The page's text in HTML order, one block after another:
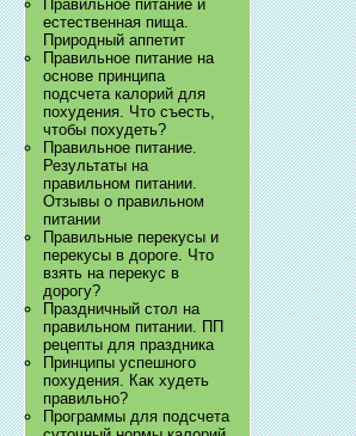
Правильное питание и
естественная пища.
Природный аппетит
Правильное питание на
основе принципа
подсчета калорий для
похудения. Что съесть,
чтобы похудеть?
Правильное питание.
Результаты на
правильном питании.
Отзывы о правильном
питании
Правильные перекусы и
перекусы в дороге. Что
взять на перекус в
дорогу?
Праздничный стол на
правильном питании. ПП
рецепты для праздника
Принципы успешного
похудения. Как худеть
правильно?
Программы для подсчета